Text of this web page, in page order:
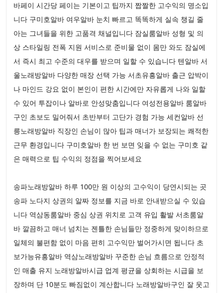
바페이 시간당 페이는 기본이고 팁까지 짭짤한 고수익의 명소입
니다 구미호알바 여우알바 눈치 빠르고 똑똑하게 실속 챙길 줄
아는 그녀들을 위한 고품격 채널입니다 잠실룸알바 성형 및 의
상 스타일링 전폭 지원 서비스로 준비물 없이 몸만 와도 잠실에
서 즉시 최고 수준의 대우를 받으며 일할 수 있습니다 텐알바 서
울노래방알바 다양한 매장 선택 가능 서초유흥알바 출근 압박이
나 마인드 강요 없이 본인이 편한 시간에만 자유롭게 나와 일할
수 있어 투잡이나 알바로 안성맞춤입니다 여성전용알바 룸알바
구인 초보도 밀어줘서 초반부터 고단가 경험 가능 세컨알바 선
릉노래방알바 직장인 손님이 많아 팁과 매너가 보장되는 쾌적한
근무 환경입니다 구미호알바 한 번 보면 잊을 수 없는 구미호 같
은 매력으로 팁 수익의 정점을 찍어보세요
송파노래방알바 하루 100만 원 이상의 고수익이 당연시되는 곳
송파 노다지 상권의 알짜 정보를 지금 바로 안내받으실 수 있습
니다 역삼동룸알바 중심 상권 위치로 고객 유입 활발 서초룸알
바 깔끔하고 매너 넘치는 젠틀한 손님들만 정중하게 맞이하므로
일체의 불편함 없이 마음 편히 고수익만 벌어가시면 됩니다 초
보가능유흥알바 역삼노래방알바 꾸준한 손님 흐름으로 안정적
인 매출 유지 노래방알바시급 업계 평균을 상회하는 시급을 보
장하며 단 10분도 빠짐없이 계산합니다 노래방알바구인 잘 웃고